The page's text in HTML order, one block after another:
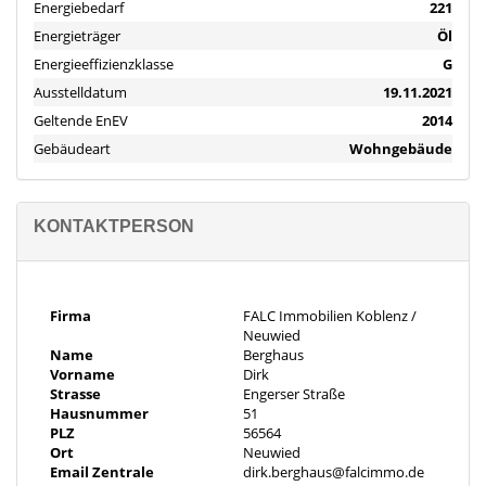
Sofern Sie auf eine Wohnung in toller Lage Wert legen, ist diese
Immobilie das ideale Angebot für Sie.
Wir bieten nicht nur eine kostenlose Hotline, sondern auch einen
Die Objektbeschreibung beruht ganz oder zum Teil auf Angaben
des Eigentümers. Für die Richtigkeit oder Vollständigkeit
übernehmen wir keine Gewähr.
Energiebedarf
221
Energieträger
Öl
Energieeffizienzklasse
G
Ausstelldatum
19.11.2021
Geltende EnEV
2014
Gebäudeart
Wohngebäude
KONTAKTPERSON
Firma
FALC Immobilien Koblenz /
Neuwied
Name
Berghaus
Vorname
Dirk
Strasse
Engerser Straße
Hausnummer
51
PLZ
56564
Ort
Neuwied
Email Zentrale
dirk.berghaus@falcimmo.de